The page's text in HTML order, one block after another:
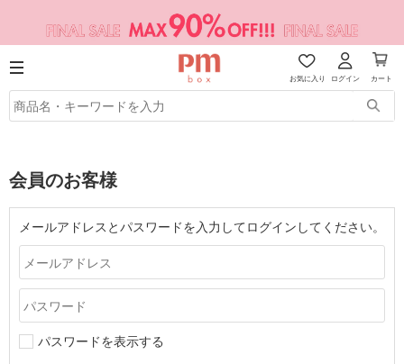
お気に入り ログイン カート
会員のお客様
メールアドレスとパスワードを入力してログインしてください。
パスワードを表示する